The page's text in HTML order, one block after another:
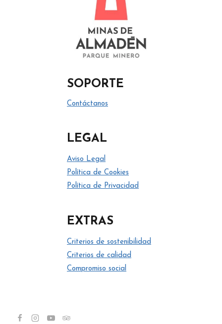
SOPORTE
Contáctanos
LEGAL
Aviso Legal
Política de Cookies
Política de Privacidad
EXTRAS
Criterios de sostenibilidad
Criterios de calidad
Compromiso social